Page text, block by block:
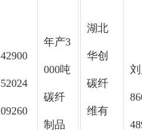
42900
52024
09260
年产3
000吨
碳纤
制品
湖北
华创
碳纤
维有